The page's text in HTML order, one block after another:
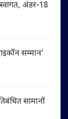
अंडर-18
सम्मान’
सामानों